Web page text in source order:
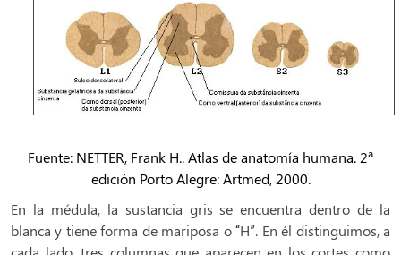
Fuente: NETTER, Frank H.. Atlas de anatomía humana. 2ª
edición Porto Alegre: Artmed, 2000.
En la médula, la sustancia gris se encuentra dentro de la
blanca y tiene forma de mariposa o “H”. En él distinguimos, a